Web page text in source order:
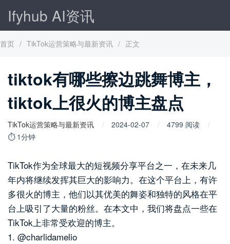
Ifyhub AI资讯
首页 / TikTok运营策略与最新资讯 / 正文
tiktok有哪些擦边跳舞博主，
tiktok上很火的博主盘点
TikTok运营策略与最新资讯 2024-02-07
4799 阅读
⏱ 1分钟
TikTok作为全球最大的短视频分享平台之一，在未来几
年内将继续发挥其巨大的影响力。在这个平台上，有许
多很火的博主，他们以其优美的舞姿和独特的风格在平
台上吸引了大量的粉丝。在本文中，我们将盘点一些在
TikTok上非常受欢迎的博主。
1. @charlidamelio